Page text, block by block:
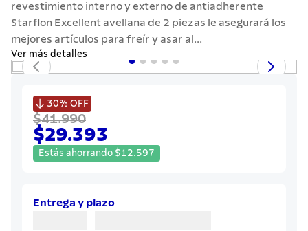
revestimiento interno y externo de antiadherente
Starflon Excellent avellana de 2 piezas le asegurará los
mejores artículos para freír y asar al...
Ver más detalles
 30% OFF
$41.990
$29.393
Estás ahorrando $12.597
Entrega y plazo
8.
solar
9.
cuchillo
10. allegra